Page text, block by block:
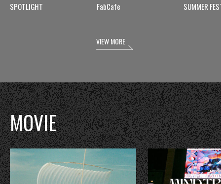
SPOTLIGHT FabCafe SUMMER
VIEW MORE
MOVIE